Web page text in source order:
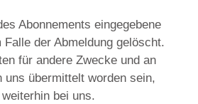
Abonnements eingegebene
Falle der Abmeldung gelöscht.
für andere Zwecke und an
uns übermittelt worden sein,
bei uns.